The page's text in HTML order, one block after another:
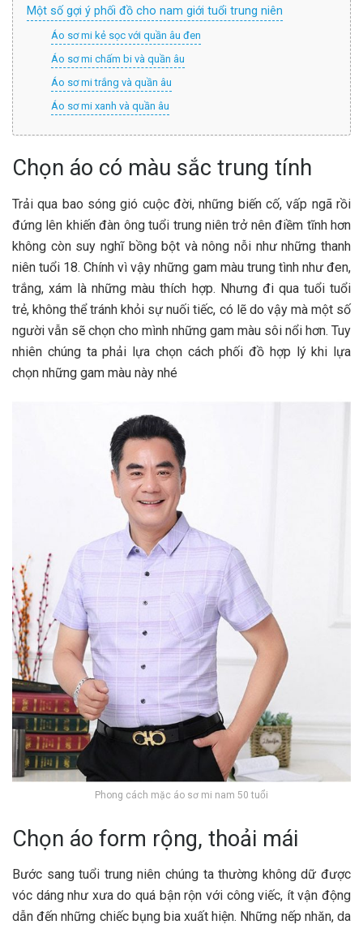
Một số gợi ý phối đồ cho nam giới tuổi trung niên
Áo sơ mi kẻ sọc với quần âu đen
Áo sơ mi chấm bi và quần âu
Áo sơ mi trắng và quần âu
Áo sơ mi xanh và quần âu
Chọn áo có màu sắc trung tính
Trải qua bao sóng gió cuộc đời, những biến cố, vấp ngã rồi
đứng lên khiến đàn ông tuổi trung niên trở nên điềm tĩnh hơn
không còn suy nghĩ bồng bột và nông nỗi như những thanh
niên tuổi 18. Chính vì vậy những gam màu trung tình như đen,
trắng, xám là những màu thích hợp. Nhưng đi qua tuổi tuổi
trẻ, không thể tránh khỏi sự nuối tiếc, có lẽ do vậy mà một số
người vẫn sẽ chọn cho mình những gam màu sôi nổi hơn. Tuy
nhiên chúng ta phải lựa chọn cách phối đồ hợp lý khi lựa
chọn những gam màu này nhé
Phong cách mặc áo sơ mi nam 50 tuổi
Chọn áo form rộng, thoải mái
Bước sang tuổi trung niên chúng ta thường không dữ được
vóc dáng như xưa do quá bận rộn với công viếc, ít vận động
dẫn đến những chiếc bụng bia xuất hiện. Những nếp nhăn, da